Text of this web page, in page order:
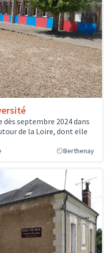
dès septembre 2024 dans
de la Loire, dont elle
Berthenay